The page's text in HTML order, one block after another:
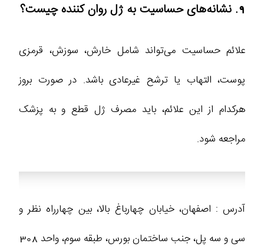
9. نشانه‌های حساسیت به ژل روان کننده چیست؟
علائم حساسیت می‌تواند شامل خارش، سوزش، قرمزی
پوست، التهاب یا ترشح غیرعادی باشد. در صورت بروز
هرکدام از این علائم، باید مصرف ژل قطع و به پزشک
مراجعه شود.
آدرس : اصفهان، خیابان چهارباغ بالا، بین چهارراه نظر و
سی و سه پل، جنب ساختمان بورس، طبقه سوم، واحد 308